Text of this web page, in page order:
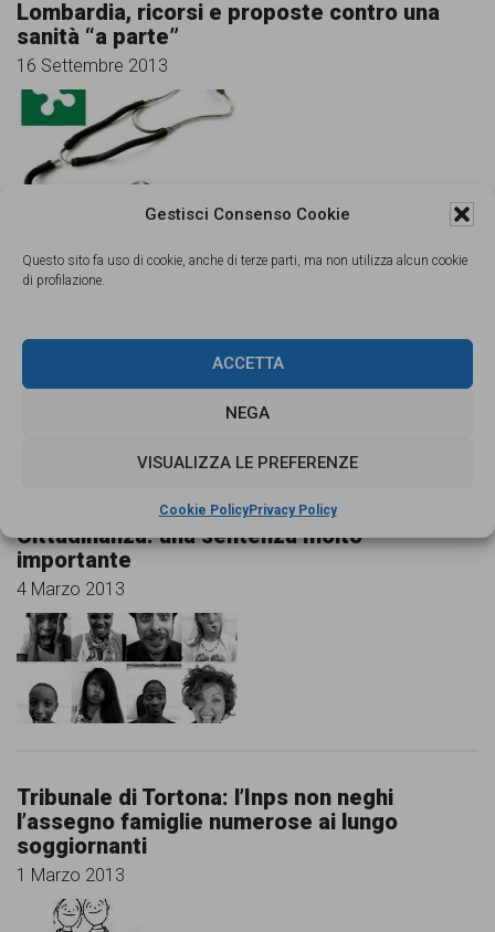
Gestisci Consenso Cookie
Questo sito fa uso di cookie, anche di terze parti, ma non utilizza alcun cookie
di profilazione.
ACCETTA
NEGA
VISUALIZZA LE PREFERENZE
Cookie PolicyPrivacy Policy
Lombardia, ricorsi e proposte contro una
sanità “a parte”
16 Settembre 2013
Il blog razzista è “associazione a
Cittadinanza: una sentenza molto
importante
4 Marzo 2013
Tribunale di Tortona: l’Inps non neghi
l’assegno famiglie numerose ai lungo
soggiornanti
1 Marzo 2013